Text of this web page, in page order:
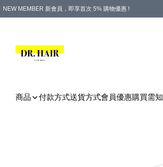
NEW MEMBER 新會員，即享首次 5% 購物優惠 !
商品 付款方式送貨方式會員優惠購買需知